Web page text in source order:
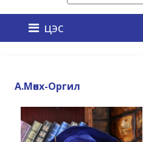
цэс
А.Мөнх-Оргил